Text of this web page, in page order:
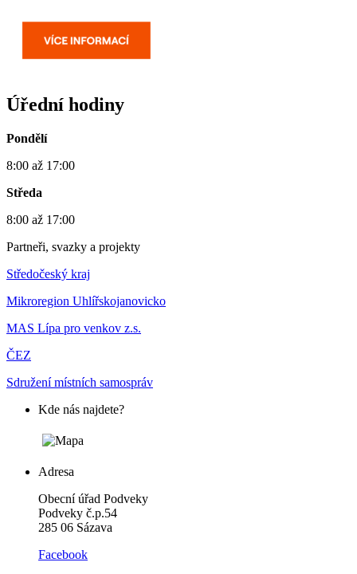
Úřední hodiny
Pondělí
8:00 až 17:00
Středa
8:00 až 17:00
Partneři, svazky a projekty
Středočeský kraj
Mikroregion Uhlířskojanovicko
MAS Lípa pro venkov z.s.
ČEZ
Sdružení místních samospráv
Kde nás najdete?
Adresa
Obecní úřad Podveky
Podveky č.p.54
285 06 Sázava
Facebook